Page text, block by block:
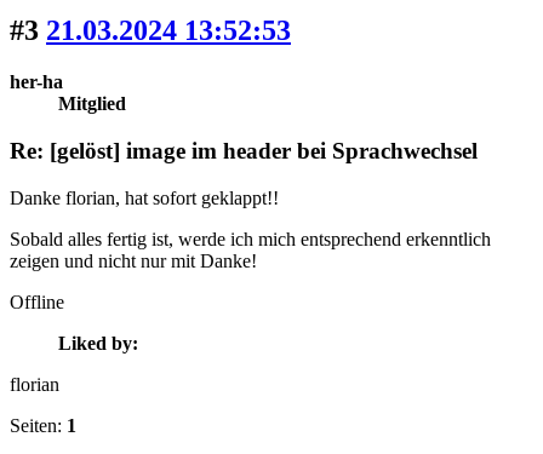
#3 21.03.2024 13:52:53
her-ha
Mitglied
Re: [gelöst] image im header bei Sprachwechsel
Danke florian, hat sofort geklappt!!
Sobald alles fertig ist, werde ich mich entsprechend erkenntlich
zeigen und nicht nur mit Danke!
Offline
Liked by:
florian
Seiten: 1